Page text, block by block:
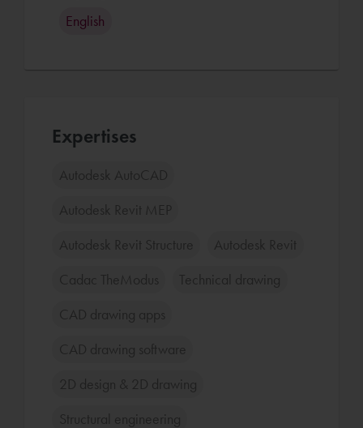
English
Expertises
Autodesk AutoCAD
Autodesk Revit MEP
Autodesk Revit Structure Autodesk Revit
Cadac TheModus Technical drawing
CAD drawing apps
CAD drawing software
2D design & 2D drawing
Structural engineering